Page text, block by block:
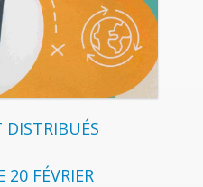
DISTRIBUÉS
20 FÉVRIER